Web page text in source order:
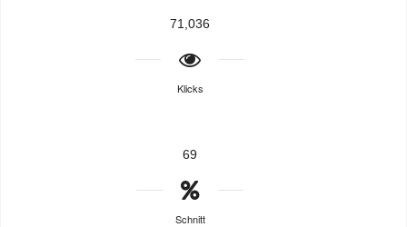
71,036
Klicks
69
Schnitt